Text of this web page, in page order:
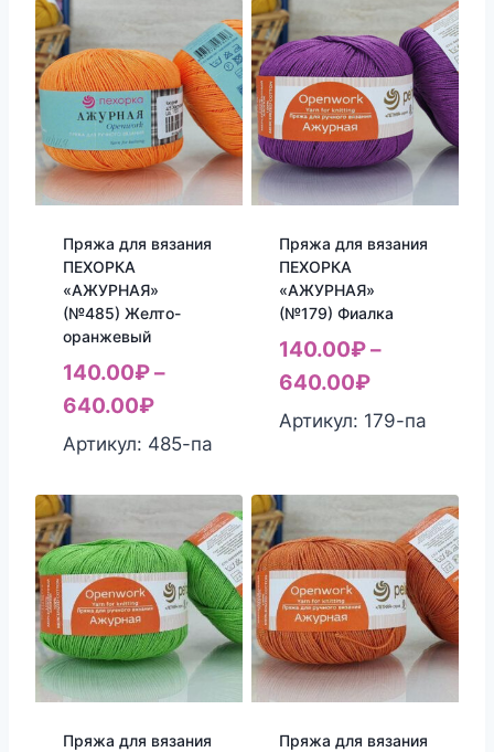
Пряжа для вязания
ПЕХОРКА
«АЖУРНАЯ»
(№485) Желто-
оранжевый
140.00₽–
640.00₽
Артикул: 485-па
Пряжа для вязания
ПЕХОРКА
«АЖУРНАЯ»
(№179) Фиалка
140.00₽–
640.00₽
Артикул: 179-па
Пряжа для вязания
Пряжа для вязания